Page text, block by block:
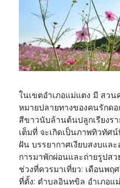
ในเขตอำเภอแม่แตง มี สว
หมายปลายทางของคนรักด
สีขาวนับล้านต้นปลูกเรียงร
เต็มที่ จะเกิดเป็นภาพทิวทัศ
ฝัน บรรยากาศเงียบสงบแล
การมาพักผ่อนและถ่ายรูปส
ช่วงที่ควรมาเที่ยว: เดือนพฤ
ที่ตั้ง: ตำบลอินทขิล อำเภอแ